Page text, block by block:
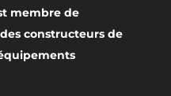
membre de
constructeurs de